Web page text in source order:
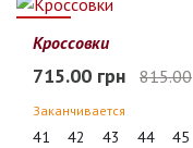
12%
Кроссовки
715.00 грн 815.00
Заканчивается
41 42 43 44 45